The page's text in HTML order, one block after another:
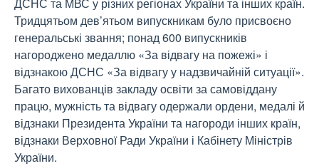
Тридцятьом дев’ятьом випускникам було присвоєно
генеральські звання; понад 600 випускників
нагороджено медаллю «За відвагу на пожежі» і
відзнакою ДСНС «За відвагу у надзвичайній ситуації».
Багато вихованців закладу освіти за самовіддану
працю, мужність та відвагу одержали ордени, медалі й
відзнаки Президента України та нагороди інших країн,
відзнаки Верховної Ради України і Кабінету Міністрів
України.